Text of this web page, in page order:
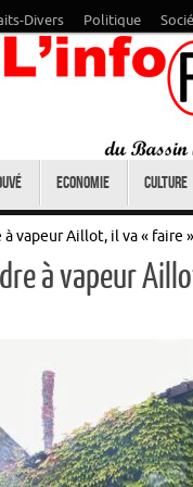
Divers Politique
Economie Culture
vapeur Aillot, il va « faire »
à vapeur